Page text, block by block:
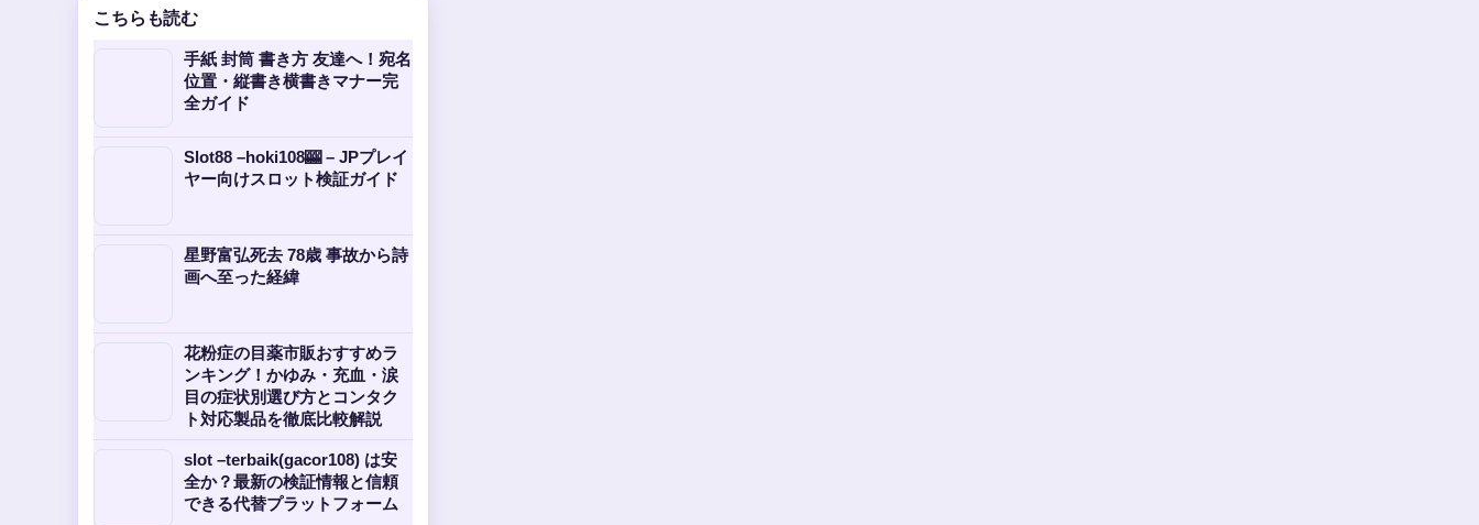
こちらも読む
手紙 封筒 書き方 友達へ！宛名
位置・縦書き横書きマナー完
全ガイド
Slot88 –hoki108🎰 – JPプレイ
ヤー向けスロット検証ガイド
星野富弘死去 78歳 事故から詩
画へ至った経緯
花粉症の目薬市販おすすめラ
ンキング！かゆみ・充血・涙
目の症状別選び方とコンタク
ト対応製品を徹底比較解説
slot –terbaik(gacor108) は安
全か？最新の検証情報と信頼
できる代替プラットフォーム